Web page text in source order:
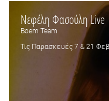
Νεφέλη Φασούλη Live
Boem Team
Τις Παρασκευές 7 & 21